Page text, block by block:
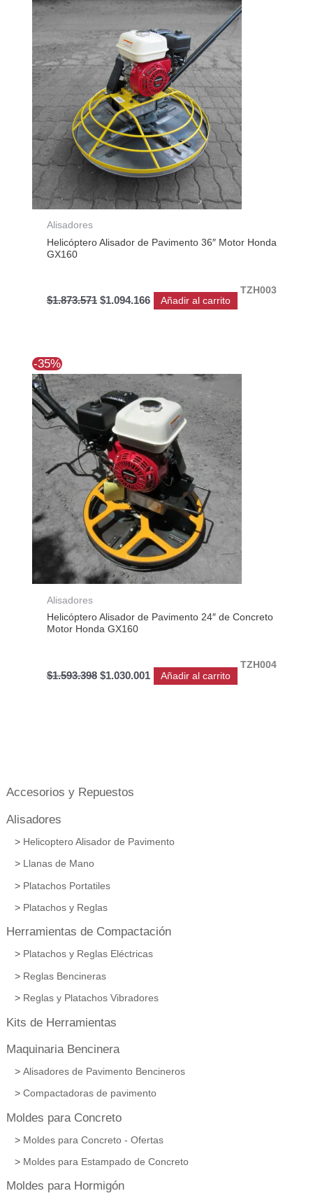
Accesorios y Repuestos
Alisadores
Helicoptero Alisador de Pavimento
Llanas de Mano
Platachos Portatiles
Platachos y Reglas
Herramientas de Compactación
Platachos y Reglas Eléctricas
Reglas Bencineras
Reglas y Platachos Vibradores
Kits de Herramientas
Maquinaria Bencinera
Alisadores de Pavimento Bencineros
Compactadoras de pavimento
Moldes para Concreto
Moldes para Concreto - Ofertas
Moldes para Estampado de Concreto
Moldes para Hormigón
Alisadores
Helicóptero Alisador de Pavimento 36″ Motor Honda
GX160
TZH003
$1.873.571
original
$1.873.571.
$1.094.166
actual
es:
$1.094.166.
Añadir al carrito
-35%
Alisadores
Helicóptero Alisador de Pavimento 24″ de Concreto
Motor Honda GX160
TZH004
$1.593.398
precio
original
era:
$1.593.398.
$1.030.001
precio
actual
es:
$1.030.001.
Añadir al carrito